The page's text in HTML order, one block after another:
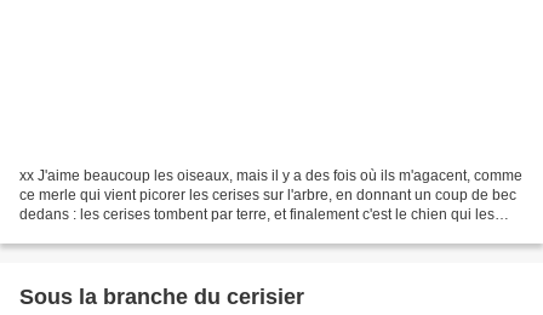
xx J'aime beaucoup les oiseaux, mais il y a des fois où ils m'agacent, comme
ce merle qui vient picorer les cerises sur l'arbre, en donnant un coup de bec
dedans : les cerises tombent par terre, et finalement c'est le chien qui les
Sous la branche du cerisier